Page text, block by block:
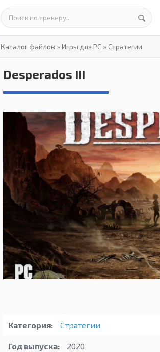
Каталог файлов »Игры для PC »Стратегии
Desperados III
Категория: Стратегии
Год выпуска: 2020